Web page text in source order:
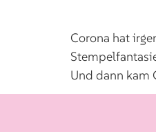
Corona hat
Und dann kam